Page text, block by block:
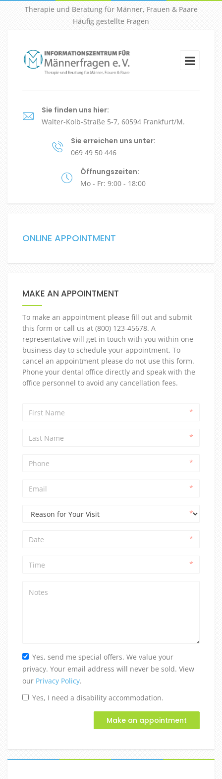
Therapie und Beratung für Männer, Frauen & Paare
Häufig gestellte Fragen
Sie finden uns hier:
Walter-Kolb-Straße 5-7, 60594 Frankfurt/M.
Sie erreichen uns unter:
069 49 50 446
Öffnungszeiten:
Mo - Fr: 9:00 - 18:00
ONLINE APPOINTMENT
MAKE AN APPOINTMENT
To make an appointment please fill out and submit
this form or call us at (800) 123-45678. A
representative will get in touch with you within one
business day to schedule your appointment. To
cancel an appointment please do not use this form.
Phone your dental office directly and speak with the
office personnel to avoid any cancellation fees.
Yes, send me special offers. We value your
privacy. Your email address will never be sold. View
our Privacy Policy.
Yes, I need a disability accommodation.